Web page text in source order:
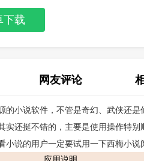
下载
网友评论
(0)
的小说软件，不管是奇幻、武侠还
实还挺不错的，主要是使用操作特
说的用户一定要试用一下西梅小说